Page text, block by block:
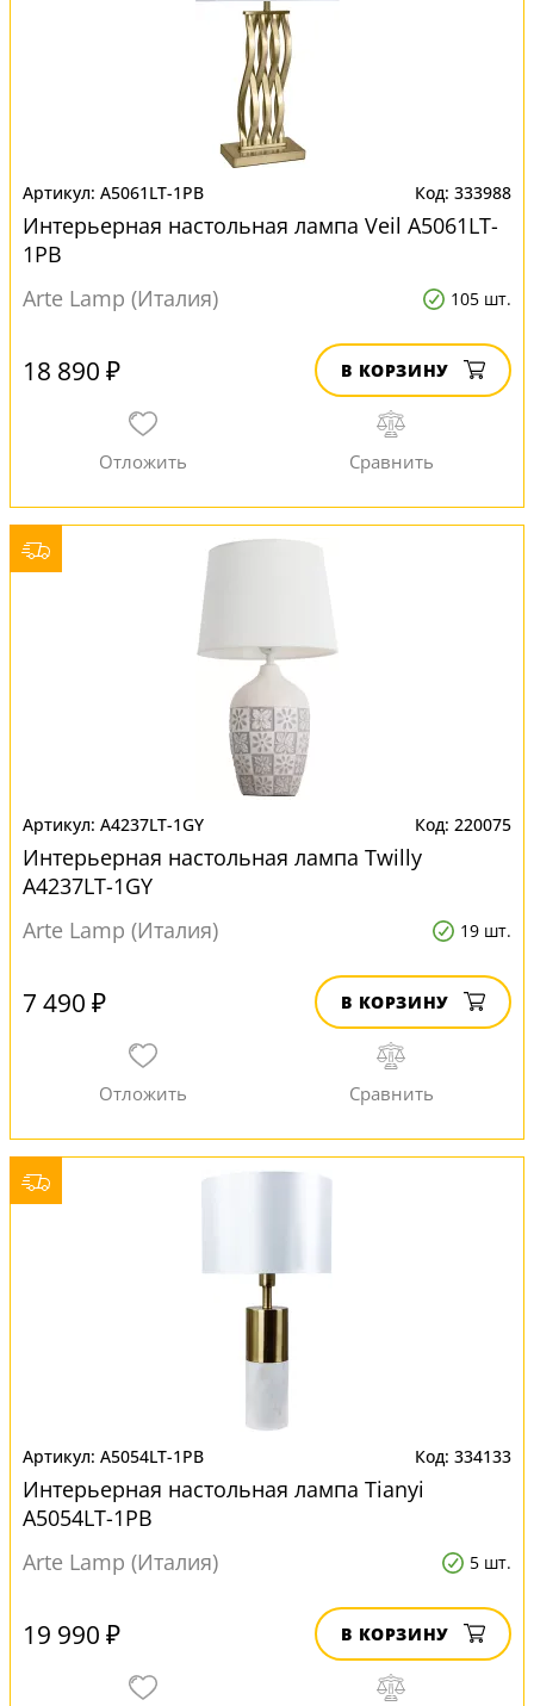
A5061LT-1PB 333988
Интерьерная настольная лампа Veil A5061LT-
1PB
Arte Lamp (Италия)
105 шт.
18 890 ₽ В КОРЗИНУ
A4237LT-1GY 220075
Интерьерная настольная лампа Twilly
A4237LT-1GY
Arte Lamp (Италия)
19 шт.
7 490 ₽ В КОРЗИНУ
A5054LT-1PB 334133
Интерьерная настольная лампа Tianyi
A5054LT-1PB
Arte Lamp (Италия)
5 шт.
19 990 ₽ В КОРЗИНУ